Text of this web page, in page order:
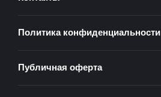
Политика конфиденциальности
Публичная оферта